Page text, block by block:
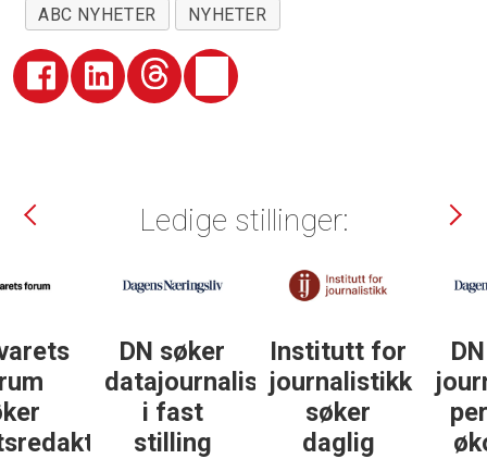
ABC NYHETER
NYHETER
Ledige stillinger:
DN søker
datajournalist
stilling
Institutt for
journalistikk
daglig
DN søker
journalist
personlig
økonomi